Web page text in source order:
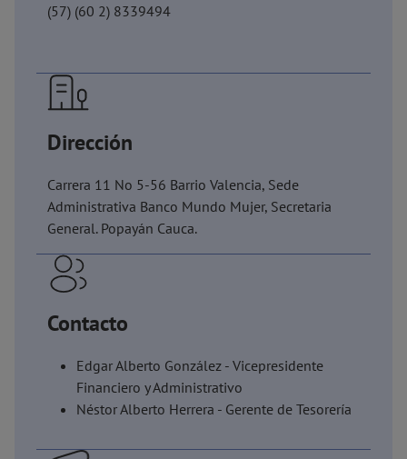
(57) (60 2) 8339494
Dirección
Carrera 11 No 5-56 Barrio Valencia, Sede
Administrativa Banco Mundo Mujer, Secretaria
General. Popayán Cauca.
Contacto
Edgar Alberto González - Vicepresidente
Financiero y Administrativo
Néstor Alberto Herrera - Gerente de Tesorería